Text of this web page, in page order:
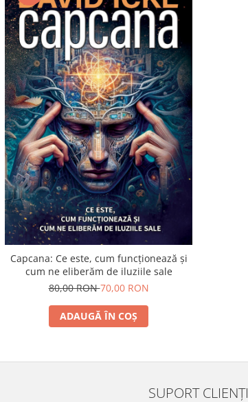
Capcana: Ce este, cum funcționează și
cum ne eliberăm de iluziile sale
80,00 RON70,00 RON
ADAUGĂ ÎN COȘ
SUPORT CLIENȚI